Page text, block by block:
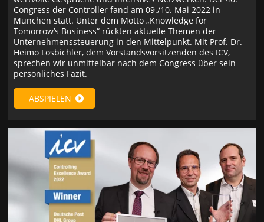
Congress der Controller fand am 09./10. Mai 2022 in
München statt. Unter dem Motto „Knowledge for
Tomorrow’s Business“ rückten aktuelle Themen der
Unternehmenssteuerung in den Mittelpunkt. Mit Prof. Dr.
Heimo Losbichler, dem Vorstandsvorsitzenden des ICV,
sprechen wir unmittelbar nach dem Congress über sein
persönliches Fazit.
ABSPIELEN